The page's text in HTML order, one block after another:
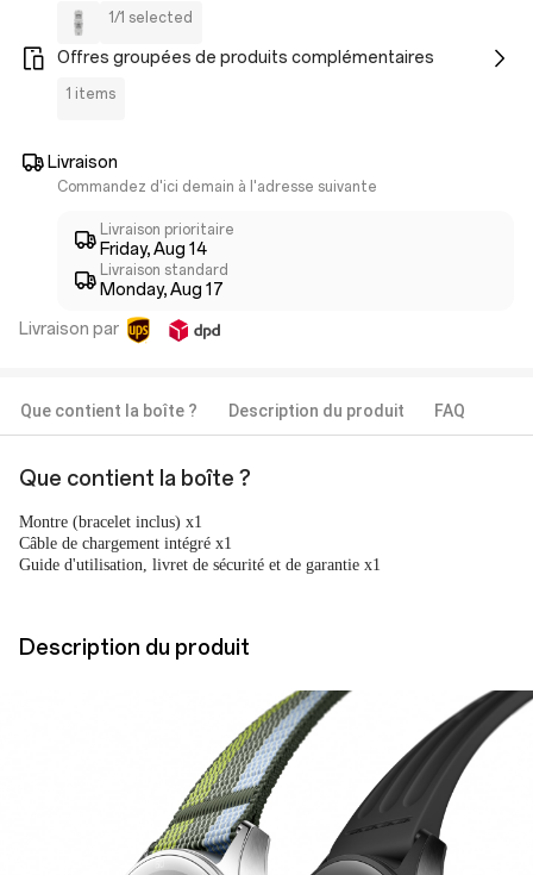
1/1 selected
Offres groupées de produits complémentaires
1 items
Livraison
Commandez d'ici demain à l'adresse suivante
Livraison prioritaire
Friday, Aug 14
Livraison standard
Monday, Aug 17
Livraison par
Que contient la boîte ? Description du produit FAQ
Que contient la boîte ?
Montre (bracelet inclus) x1
Câble de chargement intégré x1
Guide d'utilisation, livret de sécurité et de garantie x1
Description du produit